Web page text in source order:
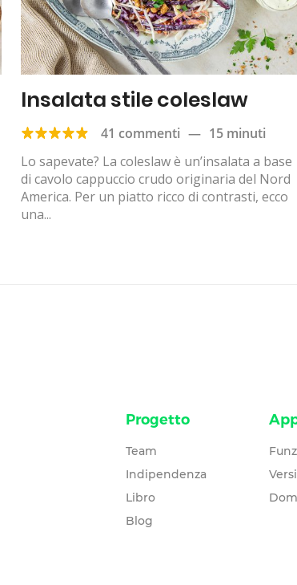
Insalata stile coleslaw
41 commenti — 15 minuti
Lo sapevate? La coleslaw è un’insalata a base
di cavolo cappuccio crudo originaria del Nord
America. Per un piatto ricco di contrasti, ecco
una...
Progetto
Team
Indipendenza
Libro
Blog